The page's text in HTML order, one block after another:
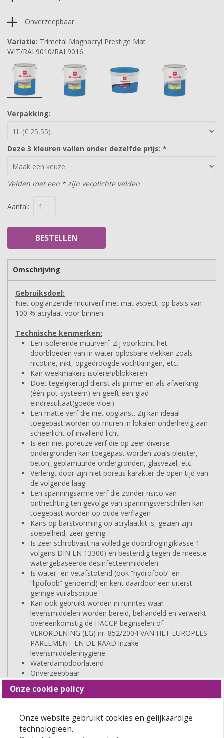
Onverzeepbaar
Variatie: Trimetal Magnacryl Prestige Mat
WIT/RAL9010/RAL9016
Verpakking:
Deze 3 kleuren vallen onder dezelfde prijs: *
Velden met een * zijn verplichte velden
Aantal:
BESTELLEN
Omschrijving
Gebruiksdoel:
Niet opglanzende muurverf met mat aspect, op basis van
100 % acrylaat voor binnen.
Technische kenmerken:
Een isolerende muurverf. Zij voorkomt het
doorbloeden van in water oplosbare vlekken zoals
nicotine, inkt, opgedroogde vochtkringen, etc.
Kan weekmakers isoleren/blokkeren
Doet tegelijkertijd dienst als primer en als afwerking
(één-pot-systeem) en geeft een glad
eindresultaat(goede vloei)
Een matte verf die niet opglanst. Zij kan ideaal
toegepast worden op muren in lokalen onderhevig aan
scheerlicht of invallend licht
Is een niet poreuze verf die op zeer diverse
ondergronden kan toegepast worden zoals pleister,
beton, geplamuurde ondergronden, glasvezel, etc.
Verlengt door zijn niet poreus karakter de open tijd van
de volgende laag
Een spanningsarme verf die zonder risico van
onthechting ten gevolge van spanningsverschillen kan
toegepast worden op oude verflagen
Kans op barstvorming op acrylaatkit is, gezien zijn
soepelheid, zeer gering
Is zeer schrobvast na volledige doordroging(klasse 1
volgens DIN EN 13300) en bestendig tegen de meeste
watergebaseerde desinfecteermiddelen
Is water- en vetafstotend (ook “hydrofoob” en
“lipofoob” genoemd) en kent daardoor een uiterst
geringe vuilabsorptie
Kan ook gebruikt worden in ruimtes waar
levensmiddelen worden bereid, behandeld en verwerkt
overeenkomstig de HACCP beginselen of
VERORDENING (EG) nr. 852/2004 VAN HET EUROPEES
PARLEMENT EN DE RAAD inzake
levensmiddelenhygiëne
Waterdampdoorlatend
Onverzeepbaar
Tip:indien u deze verf als een 1 potsysteem wenst te
gebruiken, d.w.z. dat je deze rechtstreeks op de muur als
verdunnen met water. Wel enkel voor normale
ondergronden, voor zeer gladde of zeer zuigende
Onze cookie policy
Onze website gebruikt cookies en gelijkaardige
technologieën.